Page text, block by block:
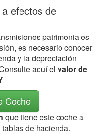
efectos de
patrimoniales
es necesario conocer
y la depreciación
aquí el valor de
Coche
que tiene este coche a
de hacienda.